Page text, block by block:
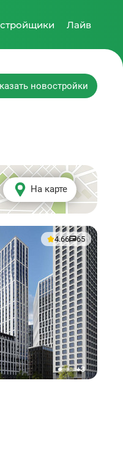
Лайв
новостройки
На карте
4.66 65
12345+3